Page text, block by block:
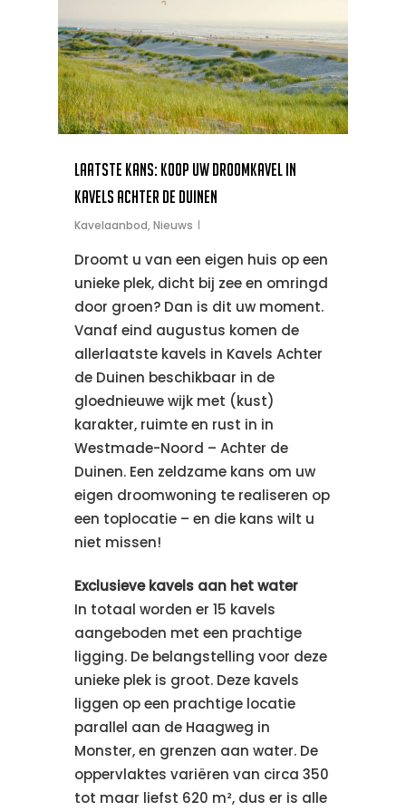
Laatste kans: Koop uw droomkavel in
Kavels Achter de Duinen
Kavelaanbod, Nieuws
Droomt u van een eigen huis op een
unieke plek, dicht bij zee en omringd
door groen? Dan is dit uw moment.
Vanaf eind augustus komen de
allerlaatste kavels in Kavels Achter
de Duinen beschikbaar in de
gloednieuwe wijk met (kust)
karakter, ruimte en rust in in
Westmade-Noord – Achter de
Duinen. Een zeldzame kans om uw
eigen droomwoning te realiseren op
een toplocatie – en die kans wilt u
niet missen!
Exclusieve kavels aan het water
In totaal worden er 15 kavels
aangeboden met een prachtige
ligging. De belangstelling voor deze
unieke plek is groot. Deze kavels
liggen op een prachtige locatie
parallel aan de Haagweg in
Monster, en grenzen aan water. De
oppervlaktes variëren van circa 350
tot maar liefst 620 m², dus er is alle